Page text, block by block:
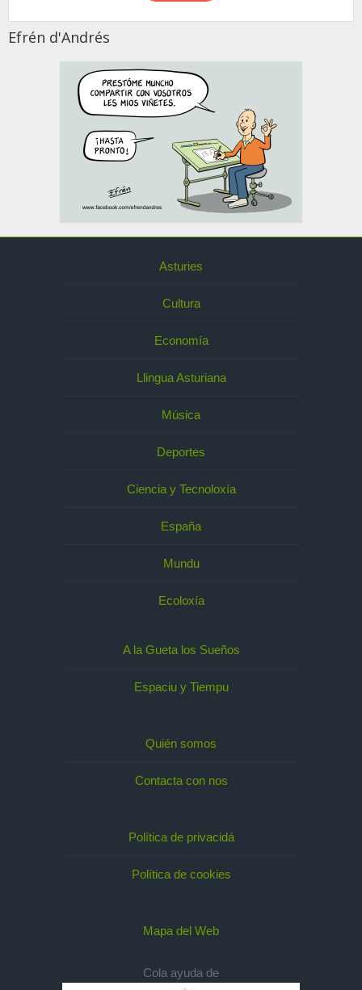
Efrén d'Andrés
Asturies
Cultura
Economía
Llingua Asturiana
Música
Deportes
Ciencia y Tecnoloxía
España
Mundu
Ecoloxía
A la Gueta los Sueños
Espaciu y Tiempu
Quién somos
Contacta con nos
Política de privacidá
Política de cookies
Mapa del Web
Cola ayuda de